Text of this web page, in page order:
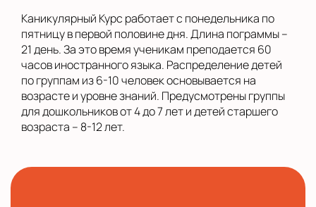
Каникулярный Курс работает с понедельника по
пятницу в первой половине дня. Длина пограммы –
21 день. За это время ученикам преподается 60
часов иностранного языка. Распределение детей
по группам из 6-10 человек основывается на
возрасте и уровне знаний. Предусмотрены группы
для дошкольников от 4 до 7 лет и детей старшего
возраста – 8-12 лет.